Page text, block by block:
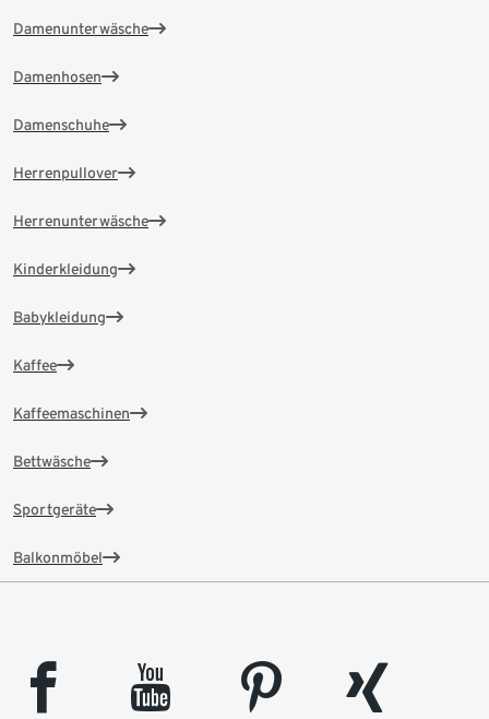
Damenunterwäsche
Damenhosen
Damenschuhe
Herrenpullover
Herrenunterwäsche
Kinderkleidung
Babykleidung
Kaffee
Kaffeemaschinen
Bettwäsche
Sportgeräte
Balkonmöbel
facebook youtube pinterest
xing